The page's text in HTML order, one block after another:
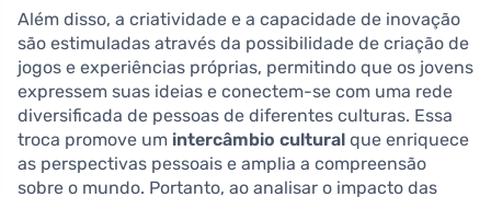
Além disso, a criatividade e a capacidade de inovação
são estimuladas através da possibilidade de criação de
jogos e experiências próprias, permitindo que os jovens
expressem suas ideias e conectem-se com uma rede
diversificada de pessoas de diferentes culturas. Essa
troca promove um intercâmbio cultural que enriquece
as perspectivas pessoais e amplia a compreensão
sobre o mundo. Portanto, ao analisar o impacto das